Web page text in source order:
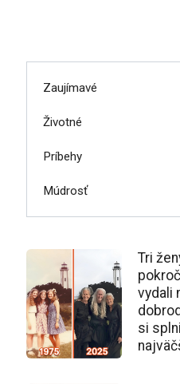
Zaujímavé
Životné
Príbehy
Múdrosť
Tri
vydali
si